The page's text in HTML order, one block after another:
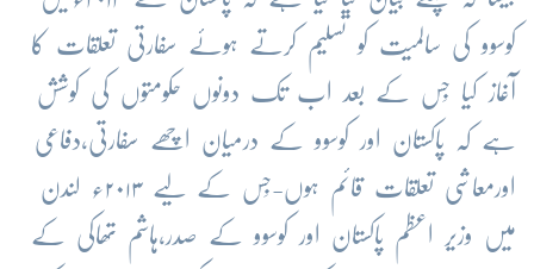
کوسوو کی سالمیت کو تسلیم کرتے ہوئے سفارتی تعلقات کا
آغاز کیا جِس کے بعد اب تک دونوں حکومتوں کی کوشش
ہے کہ پاکستان اور کوسوو کے درمیان اچھے سفارتی،دفاعی
اورمعاشی تعلقات قائم ہوں-جِس کے لیے ۲۰۱۳ء لندن
میں وزیر اعظم پاکستان اور کوسوو کے صدر،ہاشم تھاکی کے